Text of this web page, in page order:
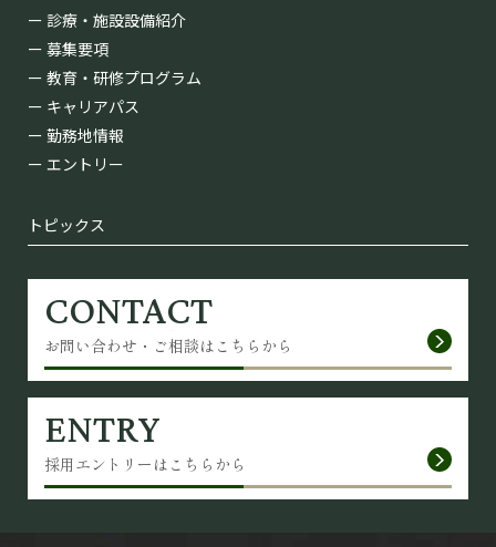
診療・施設設備紹介
募集要項
教育・研修プログラム
キャリアパス
勤務地情報
エントリー
トピックス
CONTACT
お問い合わせ・ご相談はこちらから
ENTRY
採用エントリーはこちらから